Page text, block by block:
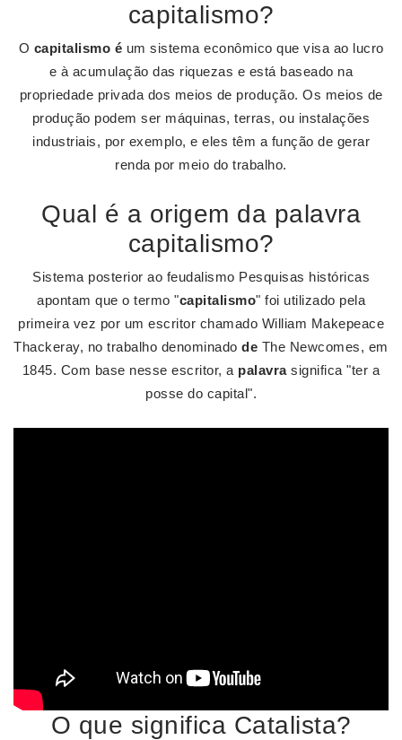
capitalismo?
O capitalismo é um sistema econômico que visa ao lucro
e à acumulação das riquezas e está baseado na
propriedade privada dos meios de produção. Os meios de
produção podem ser máquinas, terras, ou instalações
industriais, por exemplo, e eles têm a função de gerar
renda por meio do trabalho.
Qual é a origem da palavra
capitalismo?
Sistema posterior ao feudalismo Pesquisas históricas
apontam que o termo "capitalismo" foi utilizado pela
primeira vez por um escritor chamado William Makepeace
Thackeray, no trabalho denominadode The Newcomes, em
1845. Com base nesse escritor, a palavrasignifica "ter a
posse do capital".
O que significa Catalista?